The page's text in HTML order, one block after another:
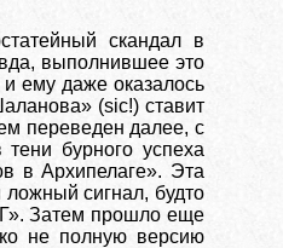
скандал в
выполнившее это
и ему даже оказалось
(sic!) ставит
переведен далее, с
бурного успеха
в Архипелаге». Эта
сигнал, будто
Затем прошло еще
не полную версию